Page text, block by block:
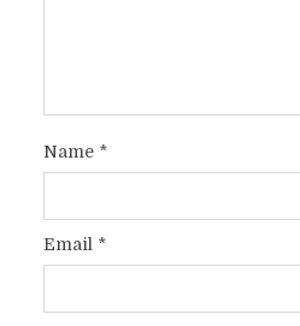
Name*
Email *